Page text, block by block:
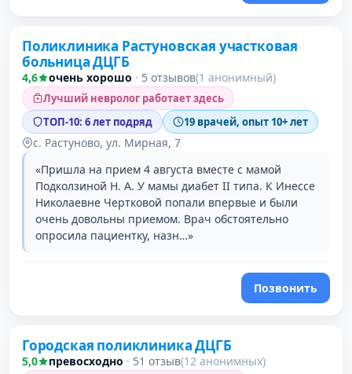
2 место в рейтинге
Поликлиника Растуновская участковая
больница ДЦГБ
4,6 очень хорошо · 5 отзывов(1 анонимный)
Лучший невролог работает здесь
ТОП-10: 6 лет подряд
19 врачей, опыт 10+ лет
с. Растуново, ул. Мирная, 7
«Пришла на прием 4 августа вместе с мамой
Подколзиной Н. А. У мамы диабет II типа. К Инессе
Николаевне Чертковой попали впервые и были
очень довольны приемом. Врач обстоятельно
опросила пациентку, назн…»
Позвонить
3 место в рейтинге
Городская поликлиника ДЦГБ
5,0 превосходно · 51 отзыв(12 анонимных)